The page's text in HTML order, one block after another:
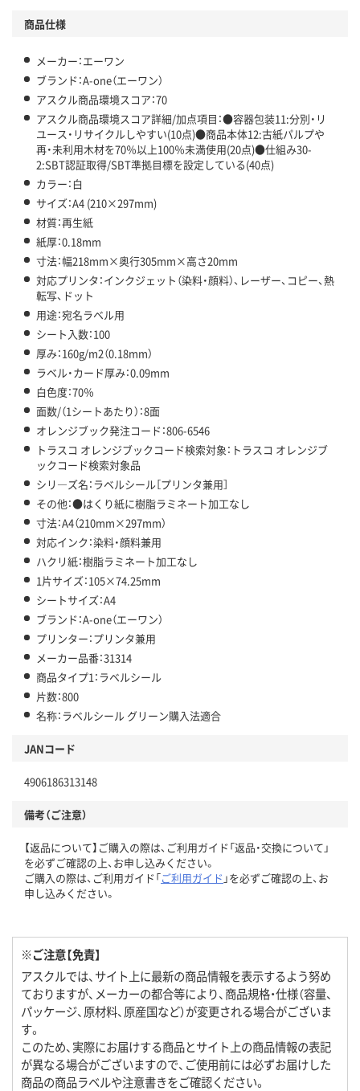
商品仕様
メーカー：エーワン
ブランド：A-one（エーワン）
アスクル商品環境スコア：70
アスクル商品環境スコア詳細/加点項目：●容器包装11:分別・リ
ユース・リサイクルしやすい(10点)●商品本体12:古紙パルプや
再・未利用木材を70％以上100％未満使用(20点)●仕組み30-
2:SBT認証取得/SBT準拠目標を設定している(40点)
カラー：白
サイズ：A4 (210×297mm)
材質：再生紙
紙厚：0.18mm
寸法：幅218mm×奥行305mm×高さ20mm
対応プリンタ：インクジェット（染料・顔料）、レーザー、コピー、熱
転写、ドット
用途：宛名ラベル用
シート入数：100
厚み：160g/m2（0.18mm）
ラベル・カード厚み：0.09mm
白色度：70％
面数/（1シートあたり）：8面
オレンジブック発注コード：806-6546
トラスコ オレンジブックコード検索対象：トラスコ オレンジブ
ックコード検索対象品
シリ―ズ名：ラベルシール［プリンタ兼用］
その他：●はくり紙に樹脂ラミネート加工なし
寸法：A4（210mm×297mm）
対応インク：染料・顔料兼用
ハクリ紙：樹脂ラミネート加工なし
1片サイズ：105×74.25mm
シートサイズ：A4
ブランド：A-one（エーワン）
プリンター：プリンタ兼用
メーカー品番：31314
商品タイプ1：ラベルシール
片数：800
名称：ラベルシール グリーン購入法適合
JANコード
4906186313148
備考（ご注意）
【返品について】ご購入の際は、ご利用ガイド「返品・交換について」
を必ずご確認の上、お申し込みください。
ご購入の際は、ご利用ガイド「ご利用ガイド 」を必ずご確認の上、お
申し込みください。
※ご注意【免責】
アスクルでは、サイト上に最新の商品情報を表示するよう努め
ておりますが、メーカーの都合等により、商品規格・仕様（容量、
パッケージ、原材料、原産国など）が変更される場合がございま
す。
このため、実際にお届けする商品とサイト上の商品情報の表記
が異なる場合がございますので、ご使用前には必ずお届けした
商品の商品ラベルや注意書きをご確認ください。